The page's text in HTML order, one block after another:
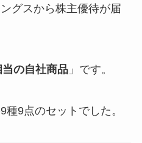
グスから株主優待が届
の自社商品」です。
9点のセットでした。